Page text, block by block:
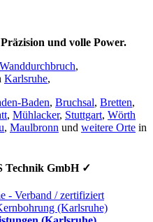
und volle Power.
Wanddurchbruch,
Karlsruhe,
Baden, Bruchsal, Bretten,
, Mühlacker, Stuttgart, Wörth
, Maulbronn und weitere Orte in
Technik GmbH ✓